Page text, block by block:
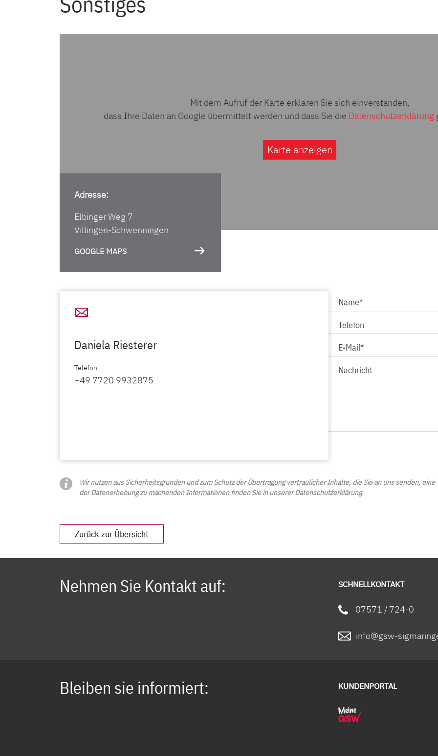
Mit dem Aufruf der Karte erklären Sie sich einverstanden,
dass Ihre Daten an Google übermittelt werden und dass Sie die Datenschutzerklärung
Karte anzeigen
Adresse:
Elbinger Weg 7
Villingen-Schwenningen
GOOGLE MAPS
Daniela Riesterer
Telefon
+49 7720 9932875
Wir nutzen aus Sicherheitsgründen und zum Schutz der Übertragung vertraulicher Inhalte, die Sie an uns senden, eine
der Datenerhebung zu machenden Informationen finden Sie in unserer Datenschutzerklärung.
Zurück zur Übersicht
Nehmen Sie Kontakt auf: SCHNELLKONTAKT
07571 / 724-0
info@gsw-
Bleiben sie informiert: KUNDENPORTAL